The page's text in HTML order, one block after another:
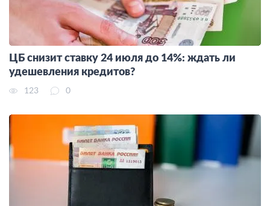
ЦБ снизит ставку 24 июля до 14%: ждать ли
удешевления кредитов?
123 0